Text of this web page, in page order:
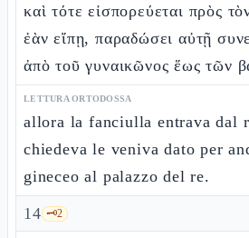
καὶ τότε εἰσπορεύεται πρὸς
ἐὰν εἴπῃ, παραδώσει αὐτῇ
ἀπὸ τοῦ γυναικῶνος ἕως τῶν
LETTURA ORTODOSSA
allora la fanciulla entrava dal
chiedeva le veniva dato per
gineceo al palazzo del re.
14 🗝️2